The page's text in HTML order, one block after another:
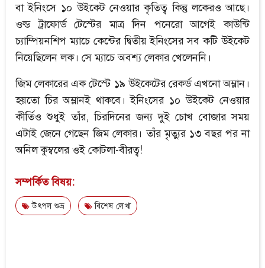
বা ইনিংসে ১০ উইকেট নেওয়ার কৃতিত্ব কিন্তু লকেরও আছে।
ওল্ড ট্রাফোর্ড টেস্টের মাত্র দিন পনেরো আগেই কাউন্টি
চ্যাম্পিয়নশিপ ম্যাচে কেন্টের দ্বিতীয় ইনিংসের সব কটি উইকেট
নিয়েছিলেন লক। সে ম্যাচে অবশ্য লেকার খেলেননি।
জিম লেকারের এক টেস্টে ১৯ উইকেটের রেকর্ড এখনো অম্লান।
হয়তো চির অম্লানই থাকবে। ইনিংসের ১০ উইকেট নেওয়ার
কীর্তিও শুধুই তাঁর, চিরদিনের জন্য দুই চোখ বোজার সময়
এটাই জেনে গেছেন জিম লেকার। তাঁর মৃত্যুর ১৩ বছর পর না
অনিল কুম্বলের ওই কোটলা-বীরত্ব!
সম্পর্কিত বিষয়:
উৎপল শুভ্র বিশেষ লেখা